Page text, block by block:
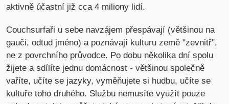
aktivně účastní již cca 4 miliony lidí.
Couchsurfaři u sebe navzájem přespávají (většinou na
gauči, odtud jméno) a poznávají kulturu země "zevnitř",
ne z povrchního průvodce. Po dobu několika dní spolu
žijete a sdílíte jednu domácnost - většinou společně
vaříte, učíte se jazyky, vyměňujete si hudbu, učíte se
kultuře toho druhého. Službu nemusíte využít pouze